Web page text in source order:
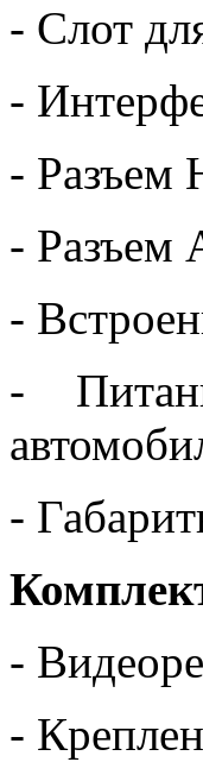
- Слот
-
- Разъем
- Разъем
-
-
-
-
-